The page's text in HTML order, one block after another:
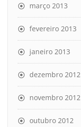
março 2013
fevereiro 2013
janeiro 2013
dezembro 2012
novembro 2012
outubro 2012